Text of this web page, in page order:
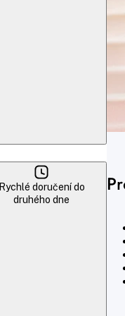
Rychlé doručení do
druhého dne